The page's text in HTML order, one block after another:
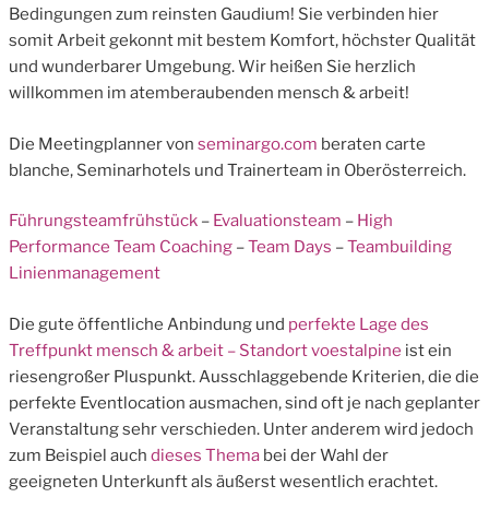
Bedingungen zum reinsten Gaudium! Sie verbinden hier
somit Arbeit gekonnt mit bestem Komfort, höchster Qualität
und wunderbarer Umgebung. Wir heißen Sie herzlich
willkommen im atemberaubenden mensch & arbeit!
Die Meetingplanner von seminargo.com beraten carte
blanche, Seminarhotels und Trainerteam in Oberösterreich.
Führungsteamfrühstück – Evaluationsteam – High
Performance Team Coaching –Team Days –Teambuilding
Linienmanagement
Die gute öffentliche Anbindung und perfekte Lage des
Treffpunkt mensch & arbeit – Standort voestalpine ist ein
riesengroßer Pluspunkt. Ausschlaggebende Kriterien, die die
perfekte Eventlocation ausmachen, sind oft je nach geplanter
Veranstaltung sehr verschieden. Unter anderem wird jedoch
zum Beispiel auch dieses Thema bei der Wahl der
geeigneten Unterkunft als äußerst wesentlich erachtet.